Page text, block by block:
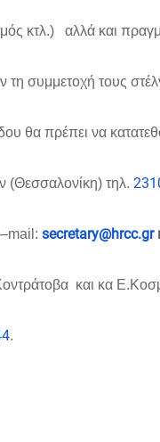
κτλ.) αλλά και
τη συμμετοχή τους
θα πρέπει να
τηλ.
–mail : secretary@hrcc.gr
και κα
.